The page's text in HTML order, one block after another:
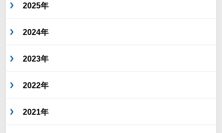
2025年
2024年
2023年
2022年
2021年